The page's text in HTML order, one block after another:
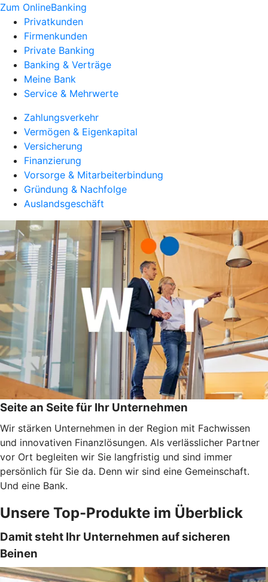
Zum OnlineBanking
Privatkunden
Firmenkunden
Private Banking
Banking & Verträge
Meine Bank
Service & Mehrwerte
Zahlungsverkehr
Vermögen & Eigenkapital
Versicherung
Finanzierung
Vorsorge & Mitarbeiterbindung
Gründung & Nachfolge
Auslandsgeschäft
Seite an Seite für Ihr Unternehmen
Wir stärken Unternehmen in der Region mit Fachwissen
und innovativen Finanzlösungen. Als verlässlicher Partner
vor Ort begleiten wir Sie langfristig und sind immer
persönlich für Sie da. Denn wir sind eine Gemeinschaft.
Und eine Bank.
Unsere Top-Produkte im Überblick
Damit steht Ihr Unternehmen auf sicheren
Beinen